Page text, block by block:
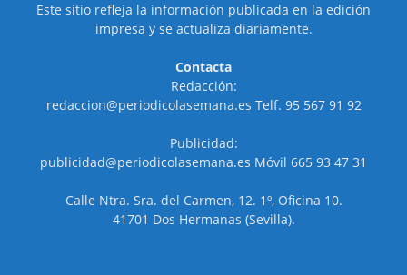
Este sitio refleja la información publicada en la edición
impresa y se actualiza diariamente.
Contacta
Redacción:
redaccion@periodicolasemana.es Telf. 95 567 91 92
Publicidad:
publicidad@periodicolasemana.es Móvil 665 93 47 31
Calle Ntra. Sra. del Carmen, 12. 1º, Oficina 10.
41701 Dos Hermanas (Sevilla).